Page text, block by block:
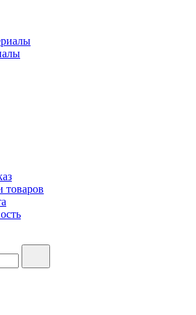
товаров